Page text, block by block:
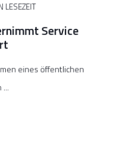
LESEZEIT
Service
eines öffentlichen